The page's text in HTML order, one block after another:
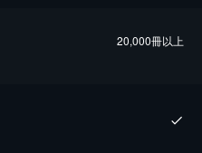
20,000冊以上